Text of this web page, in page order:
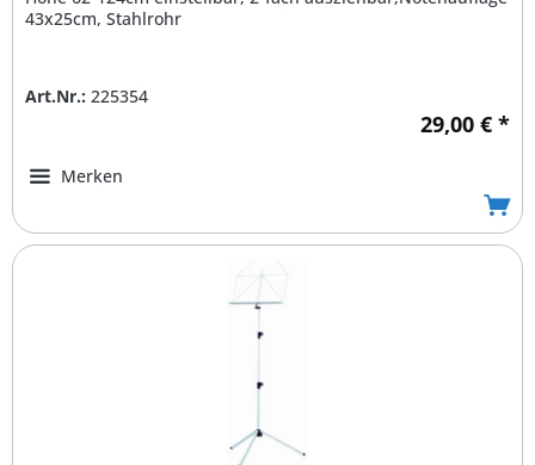
43x25cm, Stahlrohr
Art.Nr.: 225354
29,00 € *
Merken